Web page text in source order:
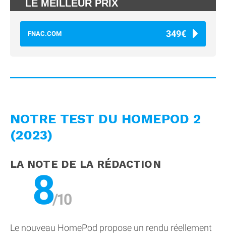
LE MEILLEUR PRIX
FNAC.COM 349€
NOTRE TEST DU HOMEPOD 2
(2023)
LA NOTE DE LA RÉDACTION
8
Le nouveau HomePod propose un rendu réellement